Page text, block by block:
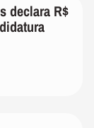
declara R$